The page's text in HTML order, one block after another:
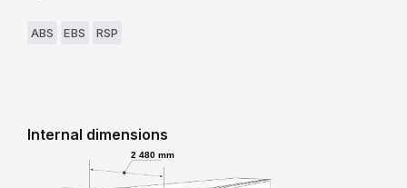
ABS EBS RSP
Internal dimensions
2 480 mm